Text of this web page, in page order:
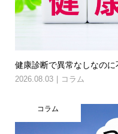
健康診断で異常なしなの
2026.08.03 コラム
コラム